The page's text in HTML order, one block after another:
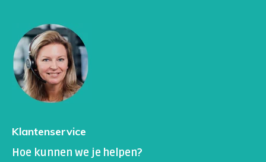
Klantenservice
Hoe kunnen we je helpen?